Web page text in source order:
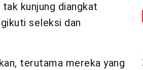
kunjung diangkat
seleksi dan
terutama mereka yang